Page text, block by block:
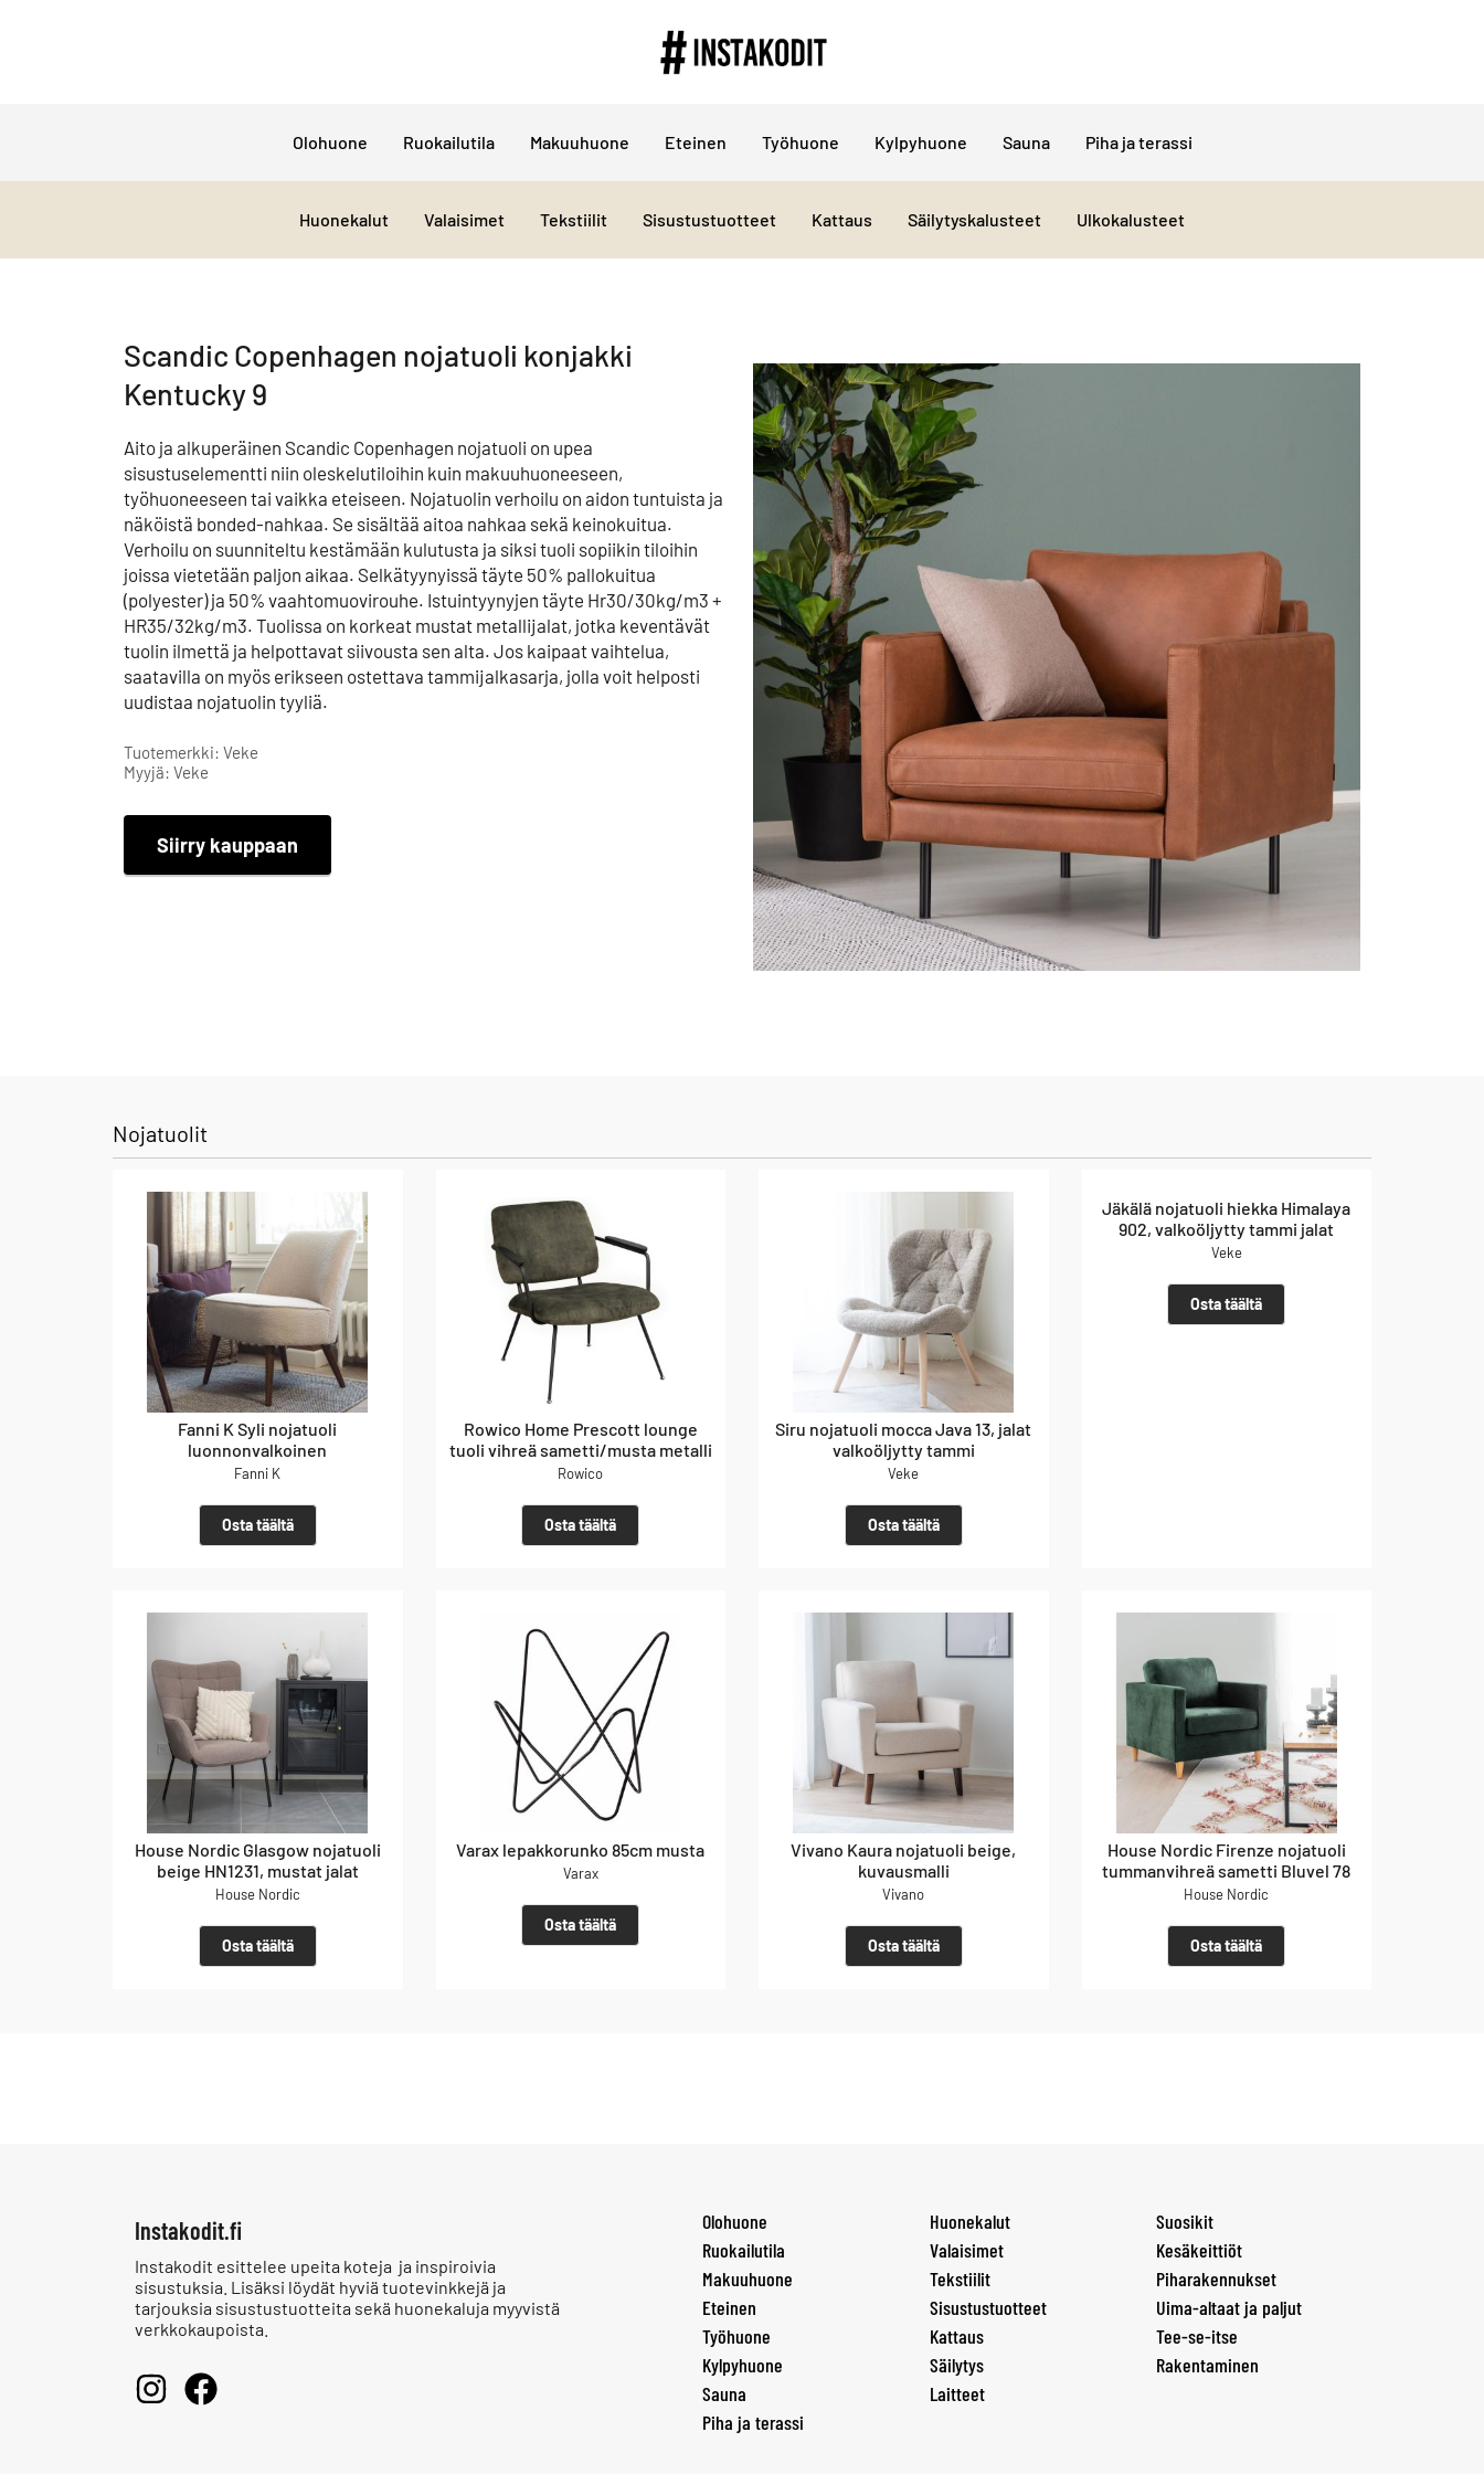
Olohuone Ruokailutila Makuuhuone Eteinen Työhuone Kylpyhuone Sauna Piha ja terassi
Huonekalut Valaisimet Tekstiilit Sisustustuotteet Kattaus Säilytyskalusteet Ulkokalusteet
Scandic Copenhagen nojatuoli konjakki
Kentucky 9
Aito ja alkuperäinen Scandic Copenhagen nojatuoli on upea
sisustuselementti niin oleskelutiloihin kuin makuuhuoneeseen,
työhuoneeseen tai vaikka eteiseen. Nojatuolin verhoilu on aidon tuntuista ja
näköistä bonded-nahkaa. Se sisältää aitoa nahkaa sekä keinokuitua.
Verhoilu on suunniteltu kestämään kulutusta ja siksi tuoli sopiikin tiloihin
joissa vietetään paljon aikaa. Selkätyynyissä täyte 50% pallokuitua
(polyester) ja 50% vaahtomuovirouhe. Istuintyynyjen täyte Hr30/30kg/m3 +
HR35/32kg/m3. Tuolissa on korkeat mustat metallijalat, jotka keventävät
tuolin ilmettä ja helpottavat siivousta sen alta. Jos kaipaat vaihtelua,
saatavilla on myös erikseen ostettava tammijalkasarja, jolla voit helposti
uudistaa nojatuolin tyyliä.
Tuotemerkki: Veke
Myyjä: Veke
Siirry kauppaan
Nojatuolit
Fanni K Syli nojatuoli
luonnonvalkoinen
Fanni K
Osta täältä
Rowico Home Prescott lounge
tuoli vihreä sametti/musta metalli
Rowico
Osta täältä
Siru nojatuoli mocca Java 13, jalat
valkoöljytty tammi
Veke
Osta täältä
Jäkälä nojatuoli hiekka Himalaya
902, valkoöljytty tammi jalat
Veke
Osta täältä
House Nordic Glasgow nojatuoli
beige HN1231, mustat jalat
House Nordic
Osta täältä
Varax lepakkorunko 85cm musta
Varax
Osta täältä
Vivano Kaura nojatuoli beige,
kuvausmalli
Vivano
Osta täältä
House Nordic Firenze nojatuoli
tummanvihreä sametti Bluvel 78
House Nordic
Osta täältä
Instakodit.fi
Instakodit esittelee upeita koteja ja inspiroivia
sisustuksia. Lisäksi löydät hyviä tuotevinkkejä ja
tarjouksia sisustustuotteita sekä huonekaluja myyvistä
verkkokaupoista.
Olohuone
Ruokailutila
Makuuhuone
Eteinen
Työhuone
Kylpyhuone
Sauna
Piha ja terassi
Huonekalut
Valaisimet
Tekstiilit
Sisustustuotteet
Kattaus
Säilytys
Laitteet
Suosikit
Kesäkeittiöt
Piharakennukset
Uima-altaat ja paljut
Tee-se-itse
Rakentaminen